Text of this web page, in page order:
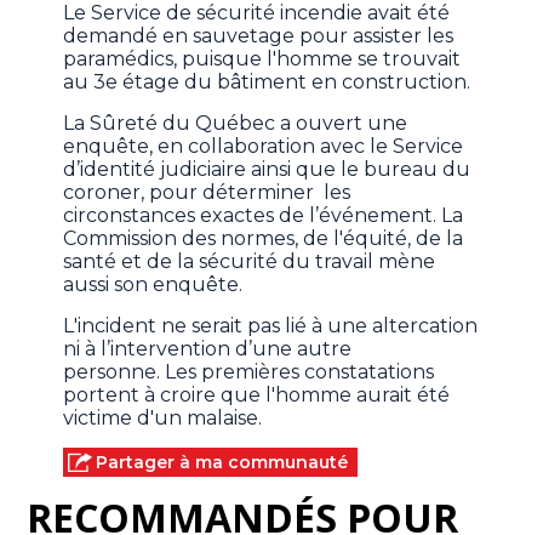
Le Service de sécurité incendie avait été
demandé en sauvetage pour assister les
paramédics, puisque l'homme se trouvait
au 3e étage du bâtiment en construction.
La Sûreté du Québec a ouvert une
enquête, en collaboration avec le Service
d’identité judiciaire ainsi que le bureau du
coroner, pour déterminer les
circonstances exactes de l’événement. La
Commission des normes, de l'équité, de la
santé et de la sécurité du travail mène
aussi son enquête.
L'incident ne serait pas lié à une altercation
ni à l’intervention d’une autre
personne. Les premières constatations
portent à croire que l'homme aurait été
victime d'un malaise.
Partager à ma communauté
RECOMMANDÉS POUR